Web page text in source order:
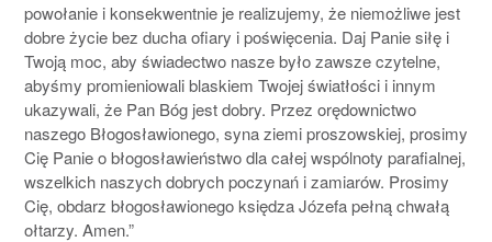
powołanie i konsekwentnie je realizujemy, że niemożliwe jest
dobre życie bez ducha ofiary i poświęcenia. Daj Panie siłę i
Twoją moc, aby świadectwo nasze było zawsze czytelne,
abyśmy promieniowali blaskiem Twojej światłości i innym
ukazywali, że Pan Bóg jest dobry. Przez orędownictwo
naszego Błogosławionego, syna ziemi proszowskiej, prosimy
Cię Panie o błogosławieństwo dla całej wspólnoty parafialnej,
wszelkich naszych dobrych poczynań i zamiarów. Prosimy
Cię, obdarz błogosławionego księdza Józefa pełną chwałą
ołtarzy. Amen.”